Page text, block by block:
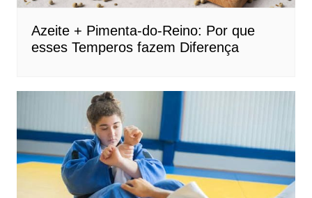
Azeite + Pimenta-do-Reino: Por que
esses Temperos fazem Diferença